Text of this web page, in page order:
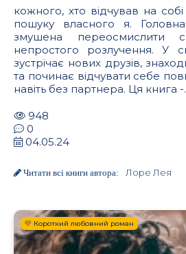
кожного, хто відчував на
пошуку власного я.
змушена переосмислити
непростого розлучення. У
зустрічає нових друзів,
та починає відчувати себе
навіть без партнера. Ця книга -
948
0
04.05.24
Читати всі книги автора: Лоре Лея
💛 Короткий любовний роман